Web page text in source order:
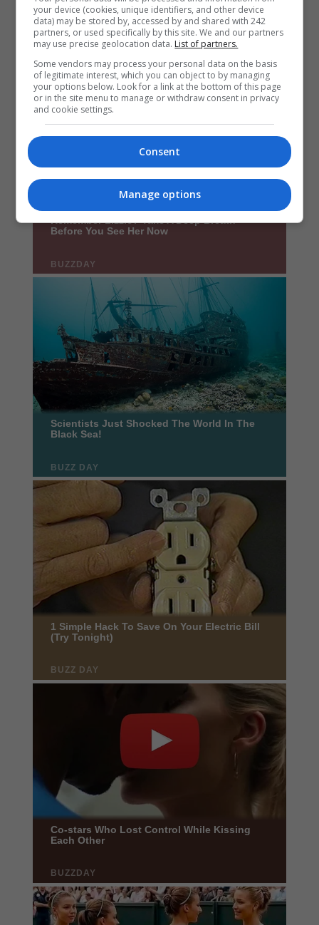
your device (cookies, unique identifiers, and other device
data) may be stored by, accessed by and shared with 242
partners, or used specifically by this site. We and our partners
may use precise geolocation data. List of partners.
Some vendors may process your personal data on the basis
of legitimate interest, which you can object to by managing
your options below. Look for a link at the bottom of this page
or in the site menu to manage or withdraw consent in privacy
and cookie settings.
Consent
Manage options